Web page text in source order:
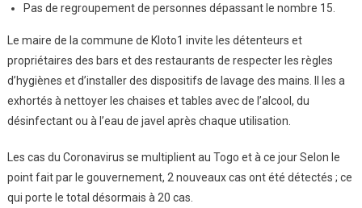
Pas de regroupement de personnes dépassant le nombre 15.
Le maire de la commune de Kloto1 invite les détenteurs et
propriétaires des bars et des restaurants de respecter les règles
d’hygiènes et d’installer des dispositifs de lavage des mains. Il les a
exhortés à nettoyer les chaises et tables avec de l’alcool, du
désinfectant ou à l’eau de javel après chaque utilisation.
Les cas du Coronavirus se multiplient au Togo et à ce jour Selon le
point fait par le gouvernement, 2 nouveaux cas ont été détectés ; ce
qui porte le total désormais à 20 cas.